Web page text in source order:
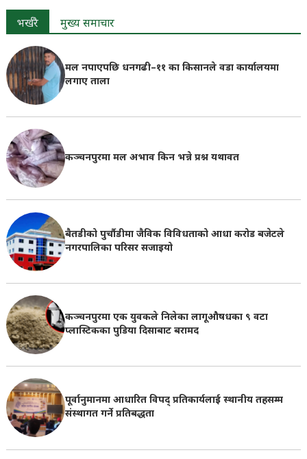
भर्खरै मुख्य समाचार
मल नपाएपछि धनगढी–११ का किसानले वडा कार्यालयमा
लगाए ताला
कञ्चनपुरमा मल अभाव किन भन्ने प्रश्न यथावत
बैतडीको पुर्चौडीमा जैविक विविधताको आधा करोड बजेटले
नगरपालिका परिसर सजाइयो
कञ्चनपुरमा एक युवकले निलेका लागूऔषधका ९ वटा
प्लास्टिकका पुडिया दिसाबाट बरामद
पूर्वानुमानमा आधारित विपद् प्रतिकार्यलाई स्थानीय तहसम्म
संस्थागत गर्ने प्रतिबद्धता